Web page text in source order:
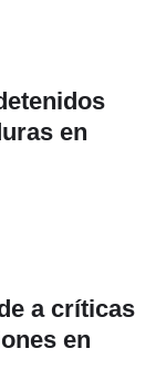
en
a críticas
en